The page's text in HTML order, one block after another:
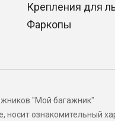
Крепления для
Фаркопы
"Мой багажник"
ознакомительный